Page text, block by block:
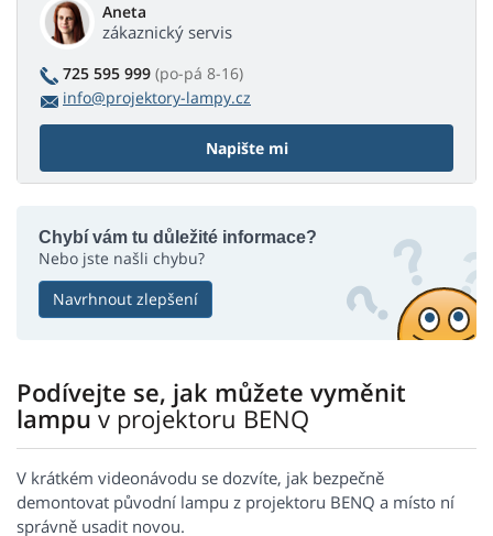
Aneta
zákaznický servis
725 595 999 (po-pá 8-16)
info@projektory-lampy.cz
Napište mi
Chybí vám tu důležité informace?
Nebo jste našli chybu?
Navrhnout zlepšení
Podívejte se, jak můžete vyměnit
lampuv projektoru BENQ
V krátkém videonávodu se dozvíte, jak bezpečně
demontovat původní lampu z projektoru BENQ a místo ní
správně usadit novou.